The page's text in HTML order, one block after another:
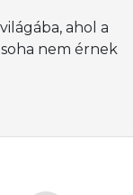
ahol a
nem érnek